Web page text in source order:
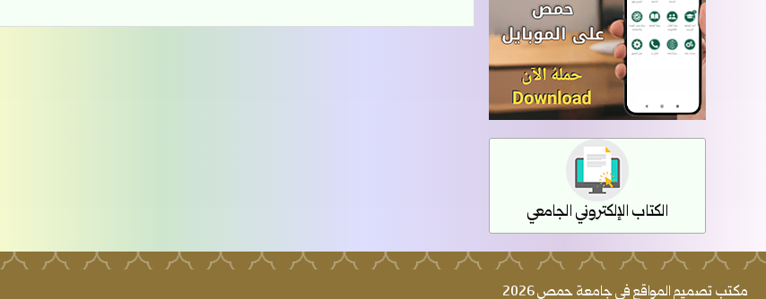
الكتاب الإلكتروني الجامعي
مكتب تصميم المواقع في جامعة حمص 2026